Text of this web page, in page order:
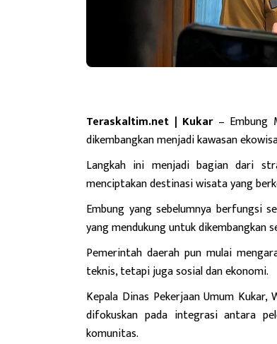
Teraskaltim.net | Kukar– Embung
dikembangkan menjadi kawasan
Langkah ini menjadi bagian dari
menciptakan destinasi wisata yang
Embung yang sebelumnya berfungsi
yang mendukung untuk dikembangkan
Pemerintah daerah pun mulai
teknis, tetapi juga sosial dan ekonomi.
Kepala Dinas Pekerjaan Umum Kukar,
difokuskan pada integrasi antara
komunitas.